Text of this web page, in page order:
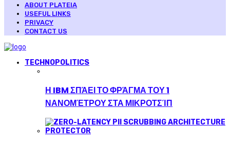
ABOUT PLATEIA
USEFUL LINKS
PRIVACY
CONTACT US
TECHNOPOLITICS
Η IBM ΣΠΆΕΙ ΤΟ ΦΡΆΓΜΑ ΤΟΥ 1
ΝΑΝΟΜΈΤΡΟΥ ΣΤΑ ΜΙΚΡΟΤΣΊΠ